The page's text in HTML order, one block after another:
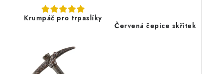
Krumpáč pro trpaslíky
Červená čepice skřítek